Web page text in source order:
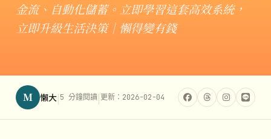
金流、自動化儲蓄。立即學習這套高效系統，
立即升級生活決策｜懶得變有錢
M 懶大|5 分鐘閱讀|更新：2026-02-04